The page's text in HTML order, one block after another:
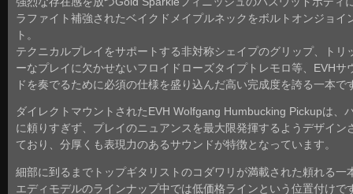
ラファイト補強されたベイクドメイプルネックをボルトオンジョイ
ト。
テクニカルプレイをサポートする非対称シェイプのグリップ、トリ
ーなプレイに欠かせないフロイドローズタイプトレモロ等、EVHサ
ドを奏でるために必須の仕様を盛り込んだ高い完成度を誇る一本で
ダイレクトマウントされたEVH Wolfgang Humbucking Pickupは、
に頼りすぎず、プレイのニュアンスを最大限発揮するようデザイン
ており、分厚くも表現力のあるサウンドが特徴となっています。
細部に到るまでトップギタリストのコダワリが満載された頼れる一
エディモデルのラインナップ中では低価格ラインという位置付けで